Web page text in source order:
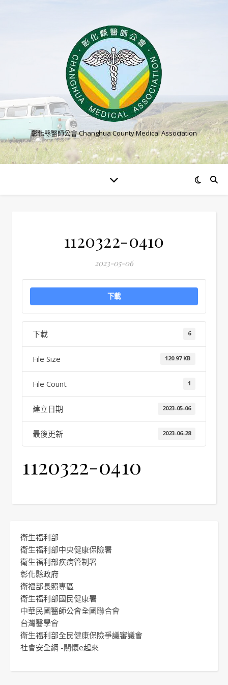
彰化縣醫師公會 Changhua County Medical Association
1120322-0410
2023-05-06
下載
下載 6
File Size 120.97 KB
File Count 1
建立日期 2023-05-06
最後更新 2023-06-28
1120322-0410
衛生福利部
衛生福利部中央健康保險署
衛生福利部疾病管制署
彰化縣政府
衛福部長照專區
衛生福利部國民健康署
中華民國醫師公會全國聯合會
台灣醫學會
衛生福利部全民健康保險爭議審議會
社會安全網 -關懷e起來